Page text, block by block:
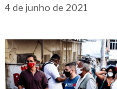
4 de junho de 2021